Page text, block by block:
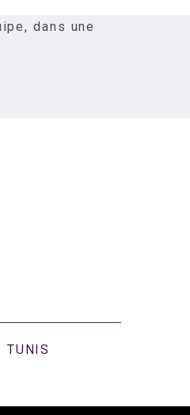
dans une
TUNIS